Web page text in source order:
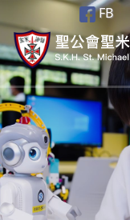
FB